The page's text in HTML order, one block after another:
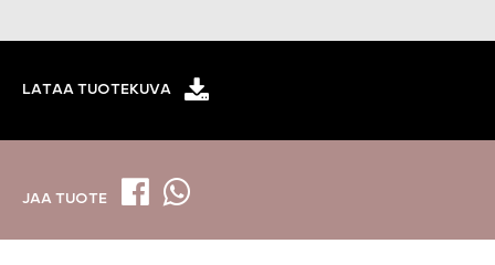
LATAA TUOTEKUVA
JAA TUOTE